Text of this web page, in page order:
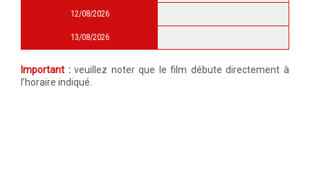
12/08/2026
13/08/2026
Important :veuillez noter que le film débute directement à
l’horaire indiqué.